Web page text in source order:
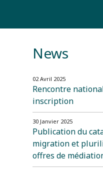
News
02 Avril 2025
Rencontre
inscription
30 Janvier 2025
Publication du
migration et
offres de